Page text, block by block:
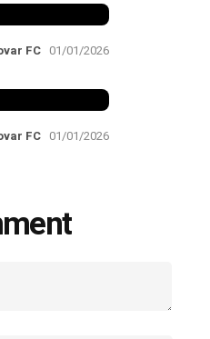
FC 01/01/2026
FC 01/01/2026